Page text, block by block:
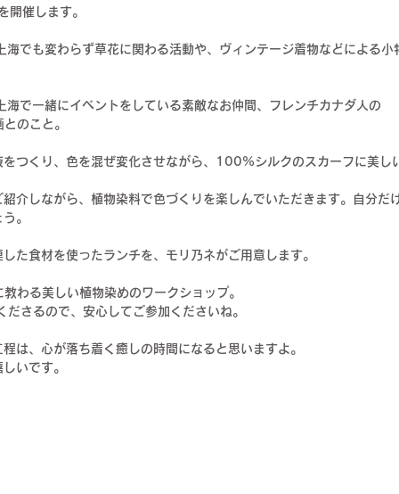
開催します。
でも変わらず草花に関わる活動や、ヴィンテージ着物などによる小
で一緒にイベントをしている素敵なお仲間、フレンチカナダ人の
のこと。
つくり、色を混ぜ変化させながら、100%シルクのスカーフに美し
介しながら、植物染料で色づくりを楽しんでいただきます。自分だ
。
た食材を使ったランチを、モリ乃ネがご用意します。
わる美しい植物染めのワークショップ。
さるので、安心してご参加くださいね。
は、心が落ち着く癒しの時間になると思いますよ。
いです。